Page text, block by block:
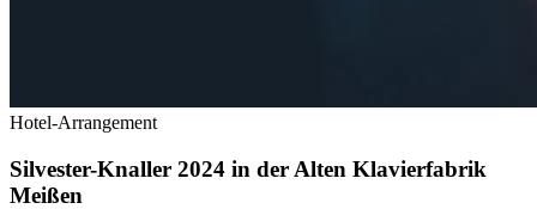
Hotel-Arrangement
Silvester-Knaller 2024 in der Alten Klavierfabrik
Meißen